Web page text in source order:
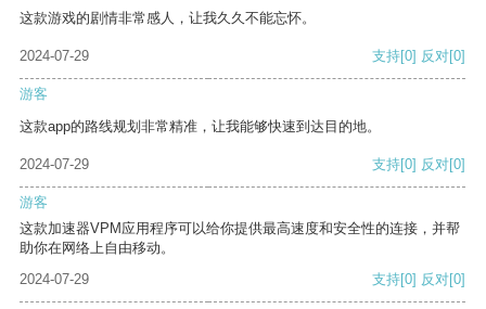
这款游戏的剧情非常感人，让我久久不能忘怀。
2024-07-29 支持[0] 反对[0]
游客
这款app的路线规划非常精准，让我能够快速到达目的地。
2024-07-29 支持[0] 反对[0]
游客
这款加速器VPM应用程序可以给你提供最高速度和安全性的连接，并帮
助你在网络上自由移动。
2024-07-29
支持[0] 反对[0]